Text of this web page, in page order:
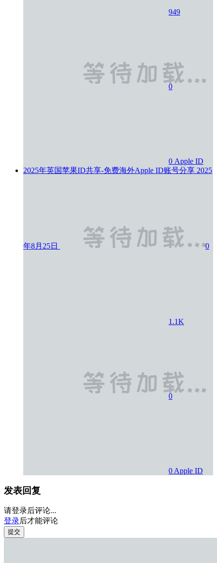
949
0
0 Apple ID
2025年英国苹果ID共享-免费海外Apple ID账号分享 2025
年8月25日 0
1.1K
0
0 Apple ID
发表回复
请登录后评论...
登录后才能评论
提交